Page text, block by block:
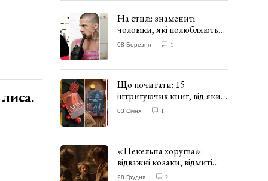
На стилі: знамениті
чоловіки, які полюбляють
одягати сукні. ФОТО
08 Березня 1
Що почитати: 15
інтригуючих книг, від яких
важко відірватись. ФОТО
03 Січня 1
«Пекельна хоругва»:
відважні козаки, відмиті
чорти та відчайдушний
28 Грудня 2